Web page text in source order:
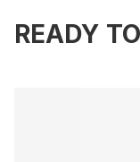
READY